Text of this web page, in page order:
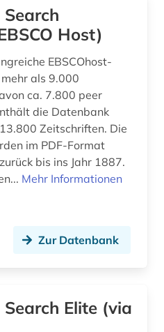
(1)
(1)
desktop-publishing (1)
deutschland elektronik adressbuch (1)
devices &amp; systems (1)
Host)
EBSCOhost-
als 9.000
ca. 7.800 peer
die Datenbank
Zeitschriften. Die
im PDF-Format
bis ins Jahr 1887.
Mehr Informationen
Zur Datenbank
Elite (via